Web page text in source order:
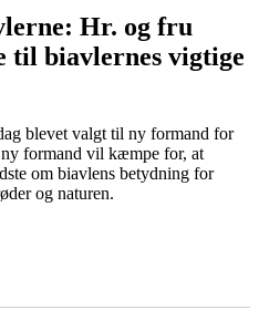
Hr. og fru
til biavlernes vigtige
blevet valgt til ny formand for
formand vil kæmpe for, at
om biavlens betydning for
og naturen.